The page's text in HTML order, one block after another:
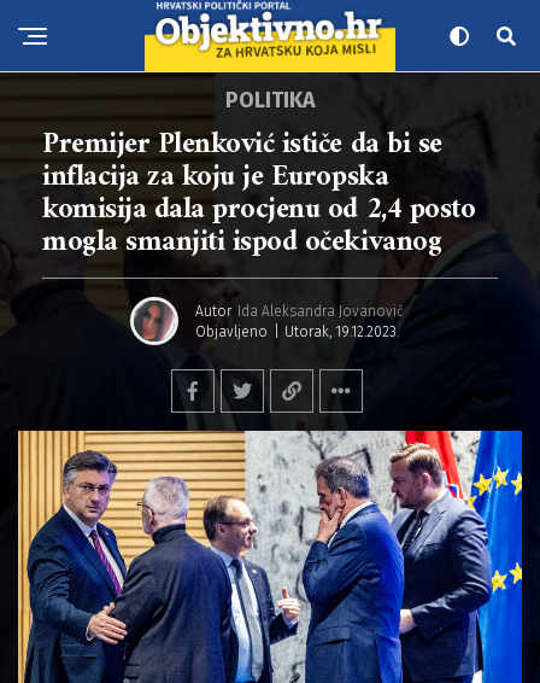
POLITIKA
Premijer Plenković ističe da bi se
inflacija za koju je Europska
komisija dala procjenu od 2,4 posto
mogla smanjiti ispod očekivanog
Autor Ida Aleksandra Jovanović
Objavljeno
Utorak, 19.12.2023.